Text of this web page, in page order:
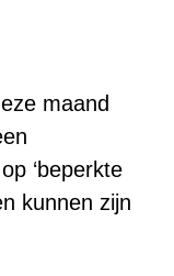
maand
‘beperkte
kunnen zijn